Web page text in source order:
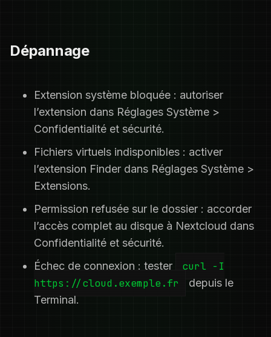
Dépannage
Extension système bloquée : autoriser
l’extension dans Réglages Système >
Confidentialité et sécurité.
Fichiers virtuels indisponibles : activer
l’extension Finder dans Réglages Système >
Extensions.
Permission refusée sur le dossier : accorder
l’accès complet au disque à Nextcloud dans
Confidentialité et sécurité.
Échec de connexion : tester
curl -I
https://cloud.exemple.fr
depuis le
Terminal.